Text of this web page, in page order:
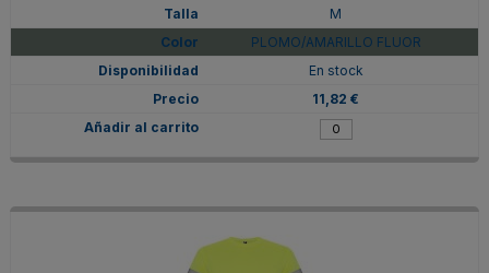
M
PLOMO/AMARILLO FLUOR
En stock
11,82 €